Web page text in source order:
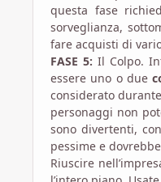
questa fase
sorveglianza,
fare acquisti di
FASE 5: Il Colpo.
essere uno o due
considerato
personaggi non
sono divertenti,
pessime e
Riuscire